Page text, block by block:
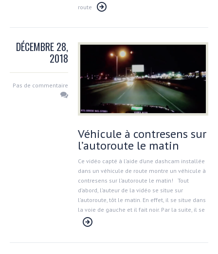
route
DÉCEMBRE 28,
2018
Pas de commentaire
Véhicule à contresens sur
l’autoroute le matin
Ce vidéo capté à l’aide d’une dashcam installée
dans un véhicule de route montre un véhicule à
contresens sur l’autoroute le matin! Tout
d’abord, l’auteur de la vidéo se situe sur
l’autoroute, tôt le matin. En effet, il se situe dans
la voie de gauche et il fait noir. Par la suite, il se